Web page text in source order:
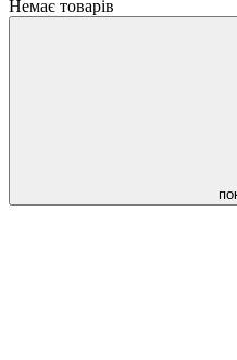
Немає товарів